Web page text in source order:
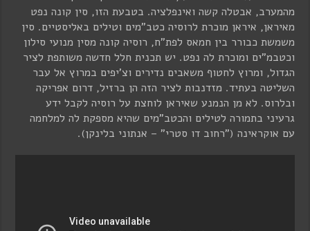
מהמערב, אבטלה קשה ואינפלציה. בטבעת הזו, סין קונה נפט
מאיראן, איראן מוכרת לרוסיה כטב"מים וטילים באליסטיים. סין
משמשת כבורר בין חמאס לפת"ח, רוסיה קונה מסין מנועי סילון
וכטבמ"ים ומוכרת לה נפט. יש תכנית חלל חדשה משותפת לציר
הגדול, ומרוץ לחטוף משאבים נדירים וצ'יפים במרוץ אל עבר
השליטה בעתיד. מזדנבות לציר הזה הן ברזיל, דרום אפריקה
ובלרוס. לא מן הנמנע שאיראן לוחצת על רוסיה לקבל ידע
גרעיני בתמורה לטילים והכטב"מים שהיא מספקת לה למלחמה
עם אוקראינה ("רחוב דו סטרי" – אנתוני בלינקן).